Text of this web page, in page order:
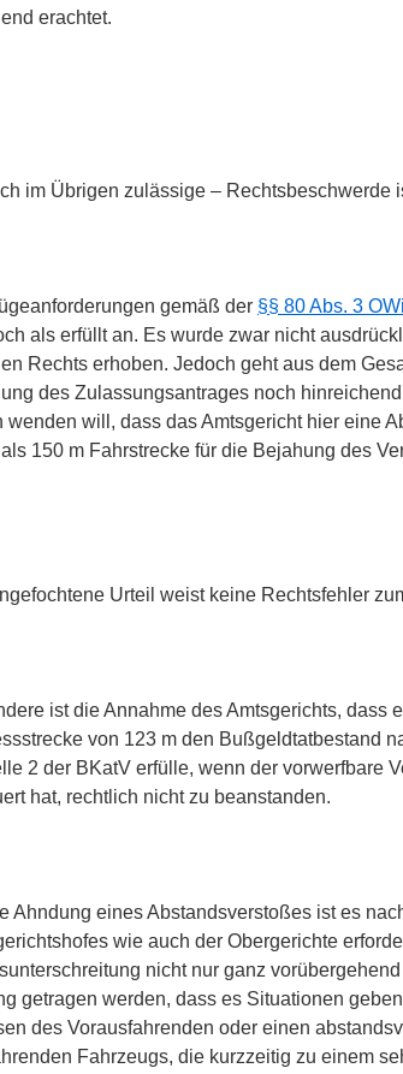
erachtet.
im Übrigen zulässige – Rechtsbeschwerde
gemäß der §§ 80 Abs. 3
als erfüllt an. Es wurde zwar nicht
Rechts erhoben. Jedoch geht aus dem
des Zulassungsantrages noch
wenden will, dass das Amtsgericht hier eine
150 m Fahrstrecke für die Bejahung des
Urteil weist keine Rechtsfehler
ist die Annahme des Amtsgerichts, dass
von 123 m den Bußgeldtatbestand
2 der BKatV erfülle, wenn der vorwerfbare
hat, rechtlich nicht zu beanstanden.
Ahndung eines Abstandsverstoßes ist es
wie auch der Obergerichte
nicht nur ganz
getragen werden, dass es Situationen
des Vorausfahrenden oder einen
Fahrzeugs, die kurzzeitig zu einem